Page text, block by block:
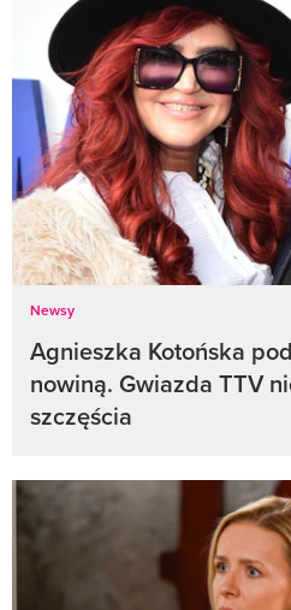
Newsy
Agnieszka Kotońska
nowiną. Gwiazda TTV
szczęścia